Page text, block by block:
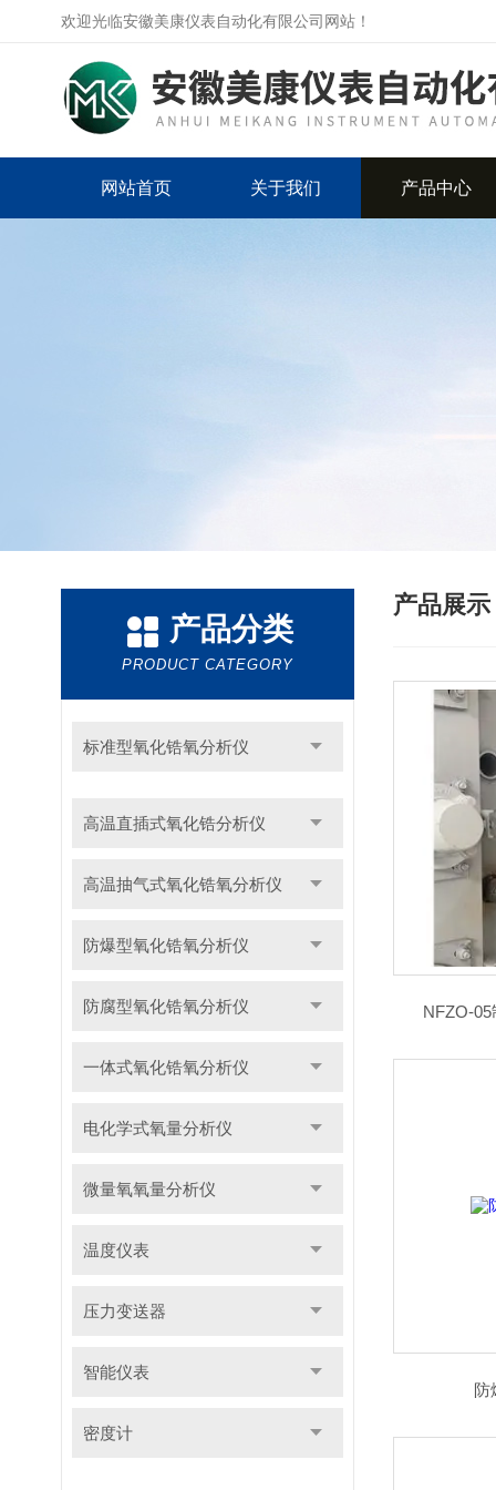
欢迎光临安徽美康仪表自动化有限公司网站！
网站首页 关于我们 产品中心
产品分类
PRODUCT CATEGORY
标准型氧化锆氧分析仪
高温直插式氧化锆分析仪
高温抽气式氧化锆氧分析仪
防爆型氧化锆氧分析仪
防腐型氧化锆氧分析仪
一体式氧化锆氧分析仪
电化学式氧量分析仪
微量氧氧量分析仪
温度仪表
压力变送器
智能仪表
密度计
产品展示
NFZO-
防